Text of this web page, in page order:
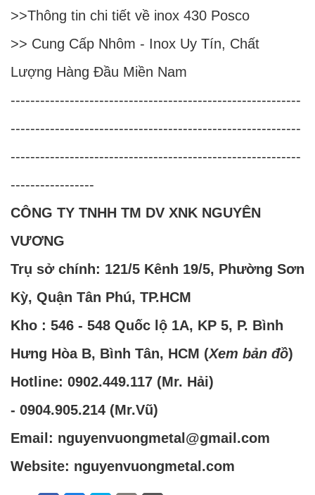
>>Thông tin chi tiết về inox 430 Posco
>> Cung Cấp Nhôm - Inox Uy Tín, Chất
Lượng Hàng Đầu Miền Nam
-----------------------------------------------------------
-----------------------------------------------------------
-----------------------------------------------------------
-----------------
CÔNG TY TNHH TM DV XNK NGUYÊN
VƯƠNG
Trụ sở chính: 121/5 Kênh 19/5, Phường Sơn
Kỳ, Quận Tân Phú, TP.HCM
Kho : 546 - 548 Quốc lộ 1A, KP 5, P. Bình
Hưng Hòa B, Bình Tân, HCM (Xem bản đồ)
Hotline: 0902.449.117 (Mr. Hải)
- 0904.905.214 (Mr.Vũ)
Email: nguyenvuongmetal@gmail.com
Website: nguyenvuongmetal.com